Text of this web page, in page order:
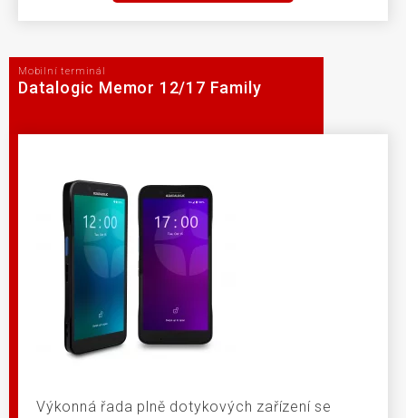
Mobilní terminál
Datalogic Memor 12/17 Family
Výkonná řada plně dotykových zařízení se